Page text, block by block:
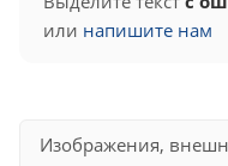
или напишите нам
Изображения,